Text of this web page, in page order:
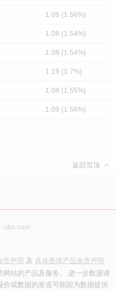
1.09 (1.56%)
1.08 (1.54%)
1.08 (1.54%)
1.19 (1.7%)
1.08 (1.55%)
1.09 (1.56%)
返回页顶
ubs.com
责声明 及 具体香港产品免责声明
网站的产品及服务。 进一步数据请
或数据的发送可能因为数据提供